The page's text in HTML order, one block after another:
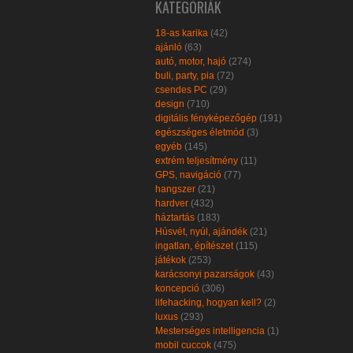
KATEGÓRIÁK
18-as karika (42)
ajánló (63)
autó, motor, hajó (274)
buli, party, pia (72)
csendes PC (29)
design (710)
digitális fényképezőgép (191)
egészséges életmód (3)
egyéb (145)
extrém teljesítmény (11)
GPS, navigáció (77)
hangszer (21)
hardver (432)
háztartás (183)
Húsvét, nyúl, ajándék (21)
ingatlan, építészet (115)
játékok (253)
karácsonyi pazarságok (43)
koncepció (306)
lifehacking, hogyan kell? (2)
luxus (293)
Mesterséges intelligencia (1)
mobil cuccok (475)